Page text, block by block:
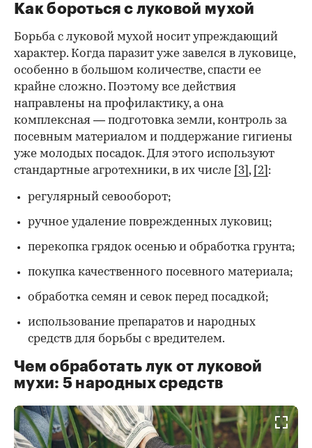
Как бороться с луковой мухой
Борьба с луковой мухой носит упреждающий
характер. Когда паразит уже завелся в луковице,
особенно в большом количестве, спасти ее
крайне сложно. Поэтому все действия
направлены на профилактику, а она
комплексная — подготовка земли, контроль за
посевным материалом и поддержание гигиены
уже молодых посадок. Для этого используют
стандартные агротехники, в их числе
[3] , [2] :
регулярный севооборот;
ручное удаление поврежденных луковиц;
перекопка грядок осенью и обработка грунта;
покупка качественного посевного материала;
обработка семян и севок перед посадкой;
использование препаратов и народных
средств для борьбы с вредителем.
Чем обработать лук от луковой
мухи: 5 народных средств